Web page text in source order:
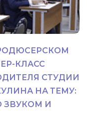
КЛАСС
СТУДИИ
НА ТЕМУ:
ЗВУКОМ И